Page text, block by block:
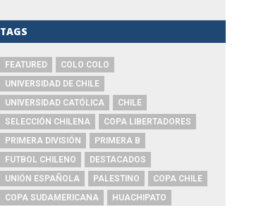
TAGS
FEATURED
COLO COLO
UNIVERSIDAD DE CHILE
UNIVERSIDAD CATÓLICA
CHILE
SELECCIÓN CHILENA
COPA LIBERTADORES
PRIMERA DIVISIÓN
PRIMERA B
FUTBOL CHILENO
DESTACADOS
UNIÓN ESPAÑOLA
PALESTINO
COPA CHILE
COPA SUDAMERICANA
HUACHIPATO